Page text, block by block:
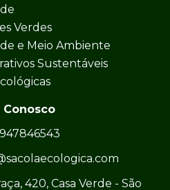
Verdes
e Meio Ambiente
Sustentáveis
Conosco
420, Casa Verde - São